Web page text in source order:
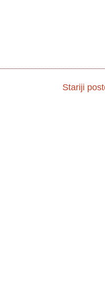
Stariji